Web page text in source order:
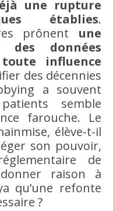
une rupture
établies.
prônent une
des données
influence
des décennies
a souvent
semble
farouche. Le
élève-t-il
son pouvoir,
de
raison à
qu’une refonte
?